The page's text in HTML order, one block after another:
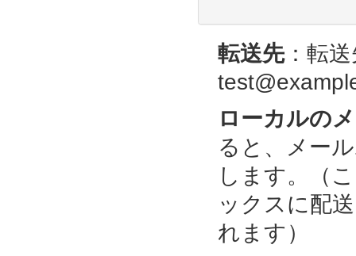
転送先：転
ローカルの
ると、メー
します。（
ックスに配
れます）